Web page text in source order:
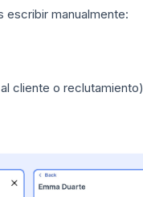
escribir manualmente:
cliente o reclutamiento)